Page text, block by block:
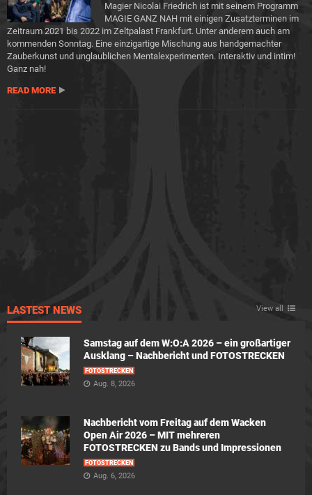
Magier Nicolai Friedrich ist mit seinem Programm
MAGIE GANZ NAH mit einigen Zusatzterminen im
Zeitraum 2021 bis 2022 im Zeltpalast Frankfurt. Unter anderem auch am
kommenden Sonntag. Eine einzigartige Mischung aus handgemachter
Zauberkunst und unglaublichen Mentalexperimenten. Interaktiv und intim!
Ganz nah!
READ MORE
LASTEST NEWS View all
Samstag auf dem W:O:A 2026 – ein großartiger
Ausklang – Nachbericht und FOTOSTRECKEN
FOTOSTRECKEN
Aug. 8, 2026
Nachbericht vom Freitag auf dem Wacken
Open Air 2026 – MIT mehreren
FOTOSTRECKEN zu Bands und Impressionen
FOTOSTRECKEN
Aug. 6, 2026